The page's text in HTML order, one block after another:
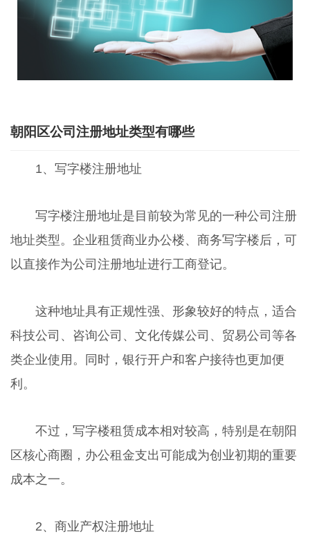
朝阳区公司注册地址类型有哪些
1、写字楼注册地址
写字楼注册地址是目前较为常见的一种公司注册
地址类型。企业租赁商业办公楼、商务写字楼后，可
以直接作为公司注册地址进行工商登记。
这种地址具有正规性强、形象较好的特点，适合
科技公司、咨询公司、文化传媒公司、贸易公司等各
类企业使用。同时，银行开户和客户接待也更加便
利。
不过，写字楼租赁成本相对较高，特别是在朝阳
区核心商圈，办公租金支出可能成为创业初期的重要
成本之一。
2、商业产权注册地址